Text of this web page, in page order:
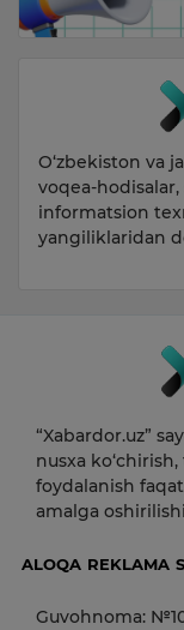
O‘zbekiston va
voqea-
informatsion
yangiliklaridan
“Xabardor.uz”
nusxa
foydalanish
amalga
ALOQA REKLAMA
Guvohnoma: